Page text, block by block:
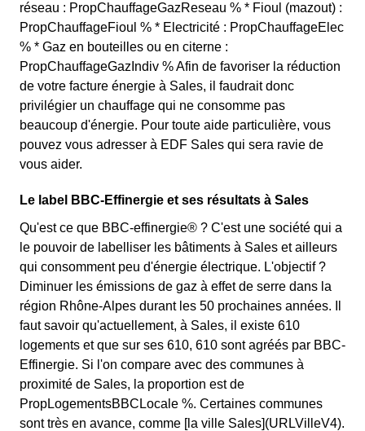
réseau : PropChauffageGazReseau % * Fioul (mazout) :
PropChauffageFioul % * Electricité : PropChauffageElec
% * Gaz en bouteilles ou en citerne :
PropChauffageGazIndiv % Afin de favoriser la réduction
de votre facture énergie à Sales, il faudrait donc
privilégier un chauffage qui ne consomme pas
beaucoup d'énergie. Pour toute aide particulière, vous
pouvez vous adresser à EDF Sales qui sera ravie de
vous aider.
Le label BBC-Effinergie et ses résultats à Sales
Qu'est ce que BBC-effinergie® ? C'est une société qui a
le pouvoir de labelliser les bâtiments à Sales et ailleurs
qui consomment peu d'énergie électrique. L'objectif ?
Diminuer les émissions de gaz à effet de serre dans la
région Rhône-Alpes durant les 50 prochaines années. Il
faut savoir qu'actuellement, à Sales, il existe 610
logements et que sur ses 610, 610 sont agréés par BBC-
Effinergie. Si l'on compare avec des communes à
proximité de Sales, la proportion est de
PropLogementsBBCLocale %. Certaines communes
sont très en avance, comme [la ville Sales](URLVilleV4).